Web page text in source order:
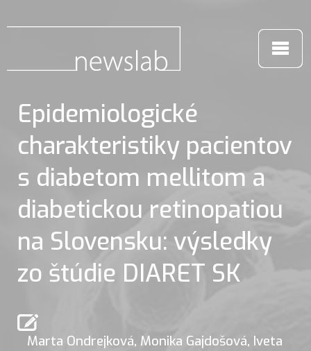
Epidemiologické
charakteristiky pacientov
s diabetom mellitom a
diabetickou retinopatiou
na Slovensku: výsledky
zo štúdie DIARET SK
Marta Ondrejková, Monika Gajdošová, Iveta